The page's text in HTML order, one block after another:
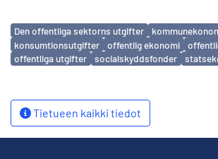
Avainsanat
Den offentliga sektorns utgifter
konsumtionsutgifter
offentlig ekonomi
offentliga utgifter
socialskyddsfonder
Tietueen kaikki tiedot